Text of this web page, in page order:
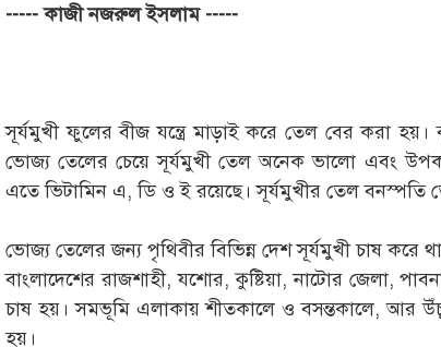
----- কাজী নজরুল ইসলাম -----
সূর্যমুখী ফুলের বীজ যন্ত্রে মাড়াই করে তেল বের করা
ভোজ্য তেলের চেয়ে সূর্যমুখী তেল অনেক ভালো এবং
এতে ভিটামিন এ, ডি ও ই রয়েছে। সূর্যমুখীর তেল বনস্পতি
ভোজ্য তেলের জন্য পৃথিবীর বিভিন্ন দেশ সূর্যমুখী চাষ করে
বাংলাদেশের রাজশাহী, যশোর, কুষ্টিয়া, নাটোর জেলা,
চাষ হয়। সমভূমি এলাকায় শীতকালে ও বসন্তকালে, আর উঁচু
হয়।